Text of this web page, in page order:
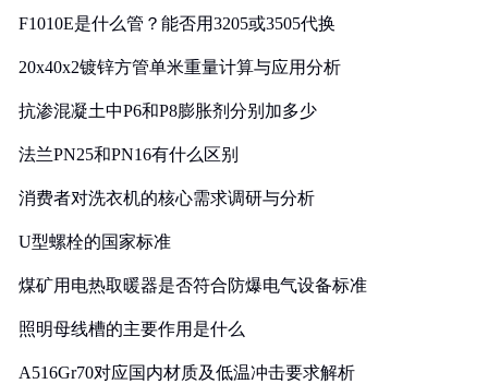
F1010E是什么管？能否用3205或3505代换
20x40x2镀锌方管单米重量计算与应用分析
抗渗混凝土中P6和P8膨胀剂分别加多少
法兰PN25和PN16有什么区别
消费者对洗衣机的核心需求调研与分析
U型螺栓的国家标准
煤矿用电热取暖器是否符合防爆电气设备标准
照明母线槽的主要作用是什么
A516Gr70对应国内材质及低温冲击要求解析